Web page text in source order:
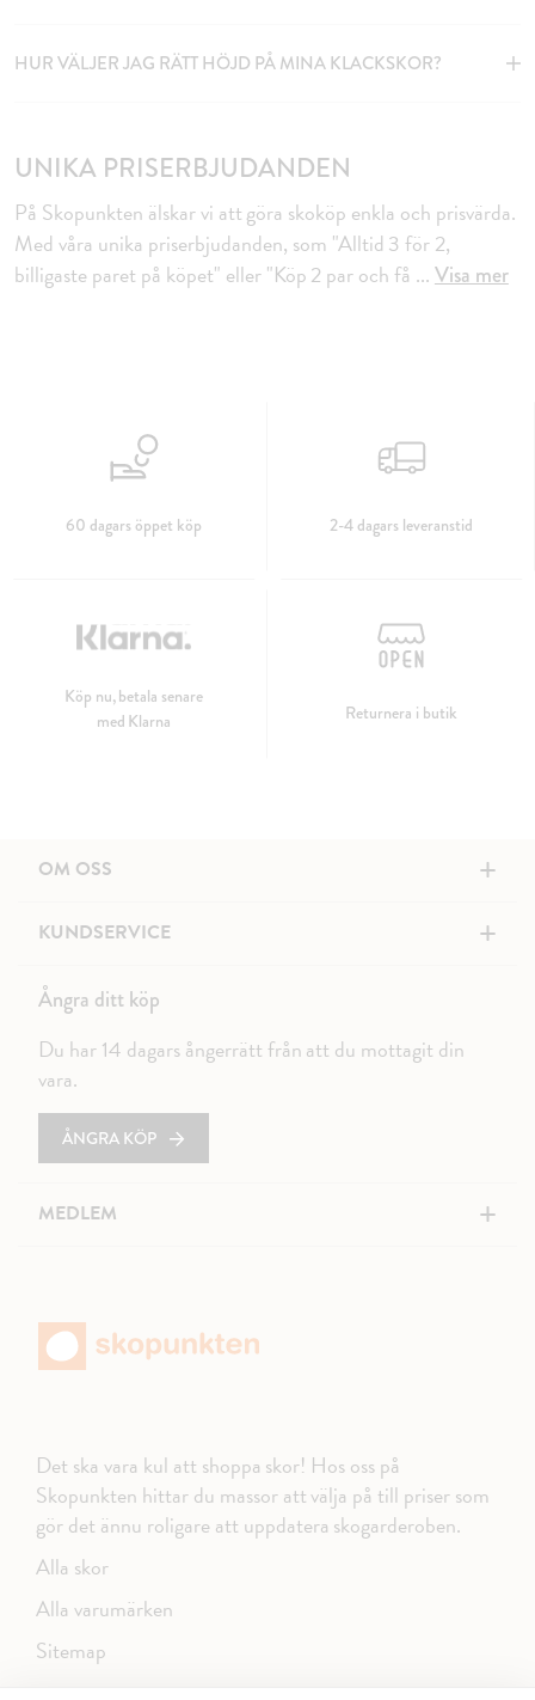
HUR VÄLJER JAG RÄTT HÖJD PÅ MINA KLACKSKOR?
UNIKA PRISERBJUDANDEN
På Skopunkten älskar vi att göra skoköp enkla och prisvärda.
Med våra unika priserbjudanden, som "Alltid 3 för 2,
billigaste paret på köpet" eller "Köp 2 par och få ...Visa mer
60 dagars öppet köp 2-4 dagars leveranstid
Köp nu, betala senare
med Klarna
Returnera i butik
OM OSS +
KUNDSERVICE +
Ångra ditt köp
Du har 14 dagars ångerrätt från att du mottagit din
vara.
ÅNGRA KÖP
MEDLEM +
Det ska vara kul att shoppa skor! Hos oss på
Skopunkten hittar du massor att välja på till priser som
gör det ännu roligare att uppdatera skogarderoben.
Alla skor
Alla varumärken
Sitemap